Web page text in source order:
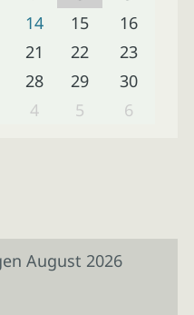
14 15
16
21 22
23
28 29
30
4 5 6
August 2026